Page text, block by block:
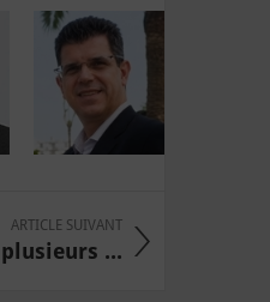
ARTICLE SUIVANT
...